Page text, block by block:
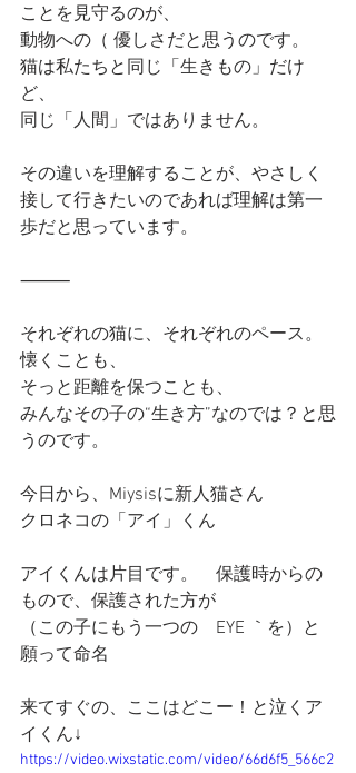
ことを見守るのが、
動物への（ 優しさだと思うのです。
猫は私たちと同じ「生きもの」だけ
ど、
同じ「人間」ではありません。
その違いを理解することが、やさしく
接して行きたいのであれば理解は第一
歩だと思っています。
⸻
それぞれの猫に、それぞれのペース。
懐くことも、
そっと距離を保つことも、
みんなその子の“生き方”なのでは？と思
うのです。
今日から、Miysisに新人猫さん
クロネコの「アイ」くん
アイくんは片目です。　保護時からの
もので、保護された方が
（この子にもう一つの　EYE ｀を）と
願って命名
来てすぐの、ここはどこー！と泣くア
イくん↓
https://video.wixstatic.com/video/66d6f5_566c2